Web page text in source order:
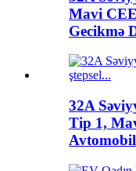
Mavi
Gecikmə
32A
Tip 1,